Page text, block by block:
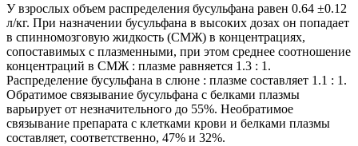
У взрослых объем распределения бусульфана равен 0.64 ±0.12
л/кг. При назначении бусульфана в высоких дозах он попадает
в спинномозговую жидкость (СМЖ) в концентрациях,
сопоставимых с плазменными, при этом среднее соотношение
концентраций в СМЖ : плазме равняется 1.3 : 1.
Распределение бусульфана в слюне : плазме составляет 1.1 : 1.
Обратимое связывание бусульфана с белками плазмы
варьирует от незначительного до 55%. Необратимое
связывание препарата с клетками крови и белками плазмы
составляет, соответственно, 47% и 32%.